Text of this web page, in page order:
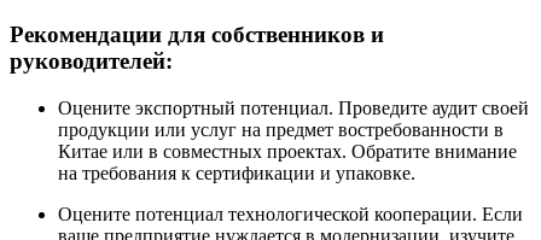
Рекомендации для собственников и
руководителей:
Оцените экспортный потенциал. Проведите аудит своей
продукции или услуг на предмет востребованности в
Китае или в совместных проектах. Обратите внимание
на требования к сертификации и упаковке.
Оцените потенциал технологической кооперации. Если